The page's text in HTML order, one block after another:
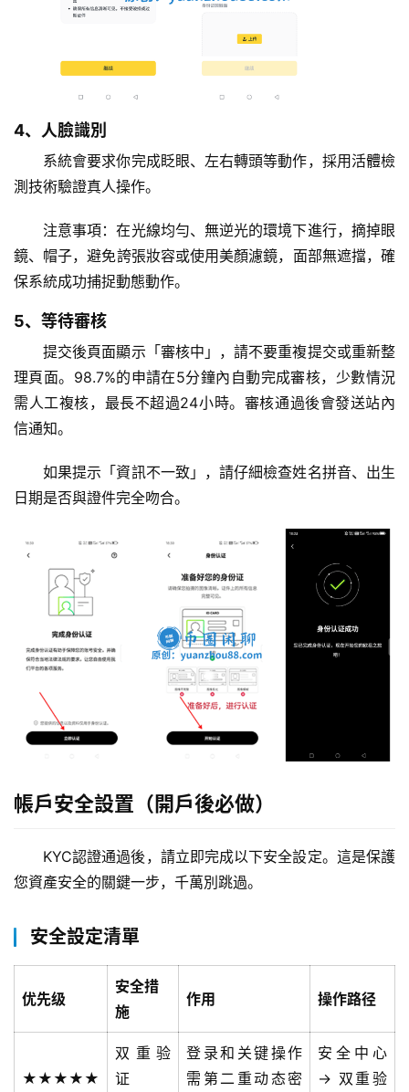
易
续
4、人臉識別
系統會要求你完成眨眼、左右轉頭等動作，採用活體檢
測技術驗證真人操作。
注意事項：在光線均勻、無逆光的環境下進行，摘掉眼
鏡、帽子，避免誇張妝容或使用美顏濾鏡，面部無遮擋，確
保系統成功捕捉動態動作。
5、等待審核
提交後頁面顯示「審核中」，請不要重複提交或重新整
理頁面。98.7%的申請在5分鐘內自動完成審核，少數情況
需人工複核，最長不超過24小時。審核通過後會發送站內
信通知。
如果提示「資訊不一致」，請仔細檢查姓名拼音、出生
日期是否與證件完全吻合。
帳戶安全設置（開戶後必做）
KYC認證通過後，請立即完成以下安全設定。這是保護
您資產安全的關鍵一步，千萬別跳過。
安全設定清單
优先级
安全措
施
作用 操作路径
★★★★★
双重验
证
登录和关键操作
需第二重动态密
安全中心
→ 双重验